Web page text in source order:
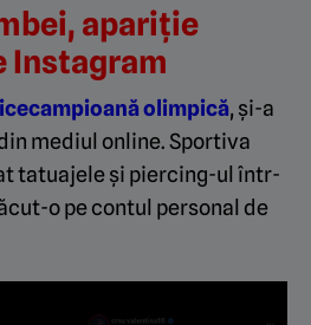
apariție
Instagram
olimpică, și-a
mediul online. Sportiva
tatuajele și piercing-ul într-
o pe contul personal de